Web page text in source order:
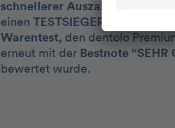
schnellerer Auszahlung.
einen TESTSIEGER-Tarif von
Warentest, den dentolo
erneut mit der Bestnote “SEHR
bewertet wurde.